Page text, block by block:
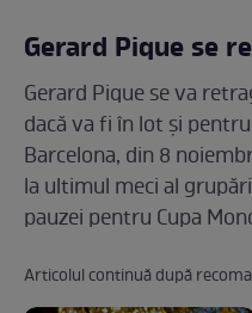
Gerard Pique se
Gerard Pique se va
dacă va fi în lot și
Barcelona, din 8
la ultimul meci al
pauzei pentru Cupa
Articolul continuă după